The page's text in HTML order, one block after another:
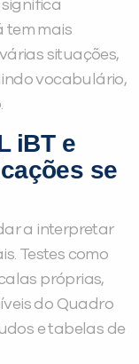
tem mais
situações,
vocabulário,
iBT e
se
a interpretar
Testes como
próprias,
do Quadro
e tabelas de